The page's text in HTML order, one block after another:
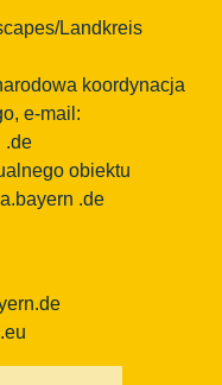
Landkreis
koordynacja
e-mail:
.de
obiektu
.de